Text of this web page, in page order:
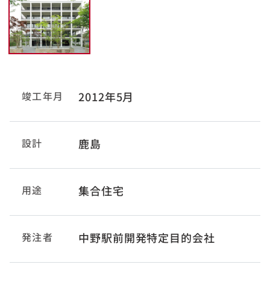
竣工年月 2012年5月
設計 鹿島
用途 集合住宅
発注者 中野駅前開発特定目的会社